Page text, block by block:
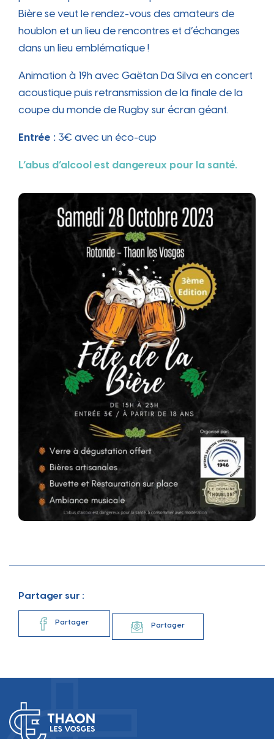
Bière se veut le rendez-vous des amateurs de
houblon et un lieu de rencontres et d’échanges
dans un lieu emblématique !
Animation à 19h avec Gaëtan Da Silva en concert
acoustique puis retransmission de la finale de la
coupe du monde de Rugby sur écran géant.
Entrée : 3€ avec un éco-cup
L’abus d’alcool est dangereux pour la santé.
Partager sur :
Partager Partager